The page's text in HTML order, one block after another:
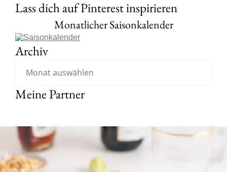
Lass dich auf Pinterest inspirieren
Monatlicher Saisonkalender
Archiv
Meine Partner